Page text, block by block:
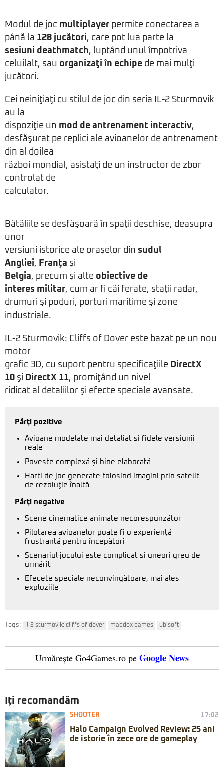
Modul de joc multiplayer permite conectarea a
până la 128 jucători, care pot lua parte la
sesiuni deathmatch, luptând unul împotriva
celuilalt, sau organizaţi în echipe de mai mulţi
jucători.
Cei neiniţiaţi cu stilul de joc din seria IL-2 Sturmovik
au la
dispoziţie un mod de antrenament interactiv,
desfăşurat pe replici ale avioanelor de antrenament
din al doilea
război mondial, asistaţi de un instructor de zbor
controlat de
calculator.
Bătăliile se desfăşoară în spaţii deschise, deasupra
unor
versiuni istorice ale oraşelor din sudul
Angliei, Franţa şi
Belgia, precum şi alte obiective de
interes militar, cum ar fi căi ferate, staţii radar,
drumuri şi poduri, porturi maritime şi zone
industriale.
IL-2 Sturmovik: Cliffs of Dover este bazat pe un nou
motor
grafic 3D, cu suport pentru specificaţiile DirectX
10 şi DirectX 11, promiţând un nivel
ridicat al detaliilor şi efecte speciale avansate.
Părţi pozitive
Avioane modelate mai detaliat şi fidele versiunii
reale
Poveste complexă şi bine elaborată
Harti de joc generate folosind imagini prin satelit
de rezoluţie înaltă
Părţi negative
Scene cinematice animate necorespunzător
Pilotarea avioanelor poate fi o experienţă
frustrantă pentru începători
Scenariul jocului este complicat şi uneori greu de
urmărit
Efecete speciale neconvingătoare, mai ales
exploziile
Tags: il-2 sturmovik: cliffs of dover maddox games ubisoft
Urmărește Go4Games.ro pe Google News
Iți recomandăm
SHOOTER 17:02
Halo Campaign Evolved Review: 25 ani
de istorie în zece ore de gameplay